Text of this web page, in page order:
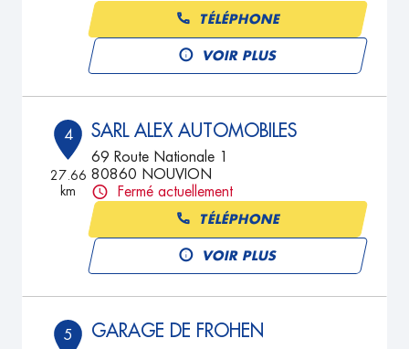
TÉLÉPHONE
VOIR PLUS
4
27.66
km
SARL ALEX AUTOMOBILES
69 Route Nationale 1
80860 NOUVION
Fermé actuellement
TÉLÉPHONE
VOIR PLUS
5 GARAGE DE FROHEN